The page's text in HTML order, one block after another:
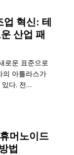
혁신: 테
산업 패
로운 표준으로
의 아틀라스가
있다. 전…
머노이드
법